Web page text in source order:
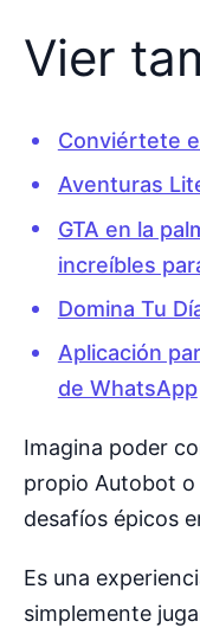
Vier
Conviértete
Aventuras
GTA en la
increíbles
Domina Tu
Aplicación
de WhatsApp
Imagina poder
propio Autobot
desafíos épicos
Es una
simplemente